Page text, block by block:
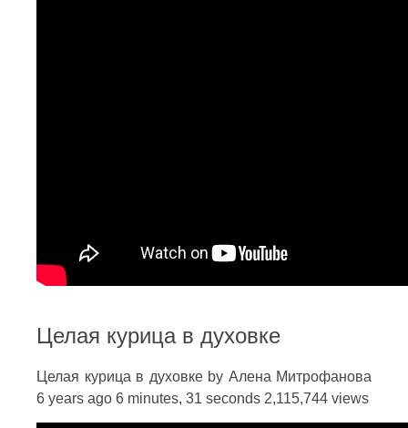
Целая курица в духовке
Целая курица в духовке by Алена Митрофанова
6 years ago 6 minutes, 31 seconds 2,115,744 views